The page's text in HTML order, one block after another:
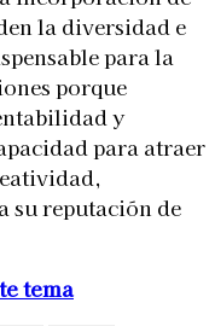
la diversidad e
para la
porque
y
para atraer
su reputación de
tema